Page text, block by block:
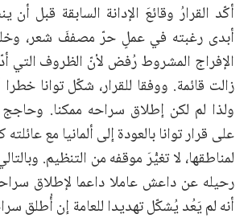
أكّد القرارُ وقائعَ الإدانة السابقة قبل
أبدى رغبته في عملٍ حرّ مصففَ شعر،
الإفراج المشروط رُفض لأنّ الظروف التي
زالت قائمة. ووفقا للقرار، شكّل توانا خطرا
ولذا لم لكن إطلاق سراحه ممكنا. وحاجج
على قرار توانا بالعودة إلى ألمانيا مع
لمناطقها، لا تغيُّرَ موقفه من التنظيم.
رحيله عن داعش عاملا داعما لإطلاق
أنه لم يَعُد يُشكّل تهديدا للعامة إن أُطلق